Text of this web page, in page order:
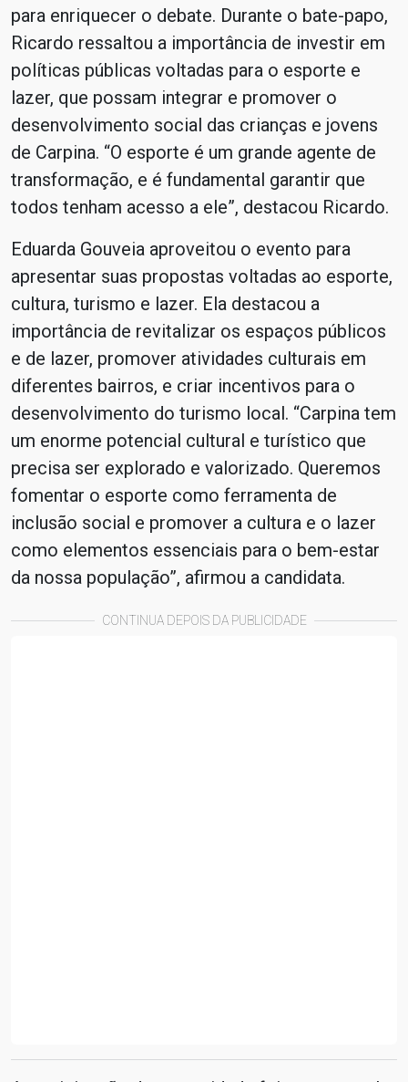
para enriquecer o debate. Durante o bate-papo,
Ricardo ressaltou a importância de investir em
políticas públicas voltadas para o esporte e
lazer, que possam integrar e promover o
desenvolvimento social das crianças e jovens
de Carpina. “O esporte é um grande agente de
transformação, e é fundamental garantir que
todos tenham acesso a ele”, destacou Ricardo.
Eduarda Gouveia aproveitou o evento para
apresentar suas propostas voltadas ao esporte,
cultura, turismo e lazer. Ela destacou a
importância de revitalizar os espaços públicos
e de lazer, promover atividades culturais em
diferentes bairros, e criar incentivos para o
desenvolvimento do turismo local. “Carpina tem
um enorme potencial cultural e turístico que
precisa ser explorado e valorizado. Queremos
fomentar o esporte como ferramenta de
inclusão social e promover a cultura e o lazer
como elementos essenciais para o bem-estar
da nossa população”, afirmou a candidata.
CONTINUA DEPOIS DA PUBLICIDADE